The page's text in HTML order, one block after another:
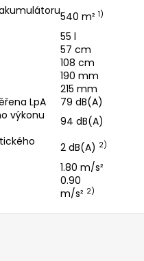
540 m² 1)
55 l
57 cm
108 cm
190 mm
215 mm
LpA
79 dB(A)
výkonu
94 dB(A)
2 dB(A) 2)
1.80 m/s²
0.90
m/s² 2)